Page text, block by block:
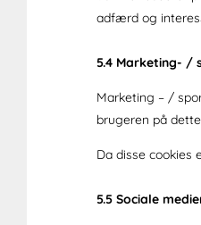
adfærd og
5.4 Marketing- /
Marketing – /
brugeren på
Da disse cookies
5.5 Sociale